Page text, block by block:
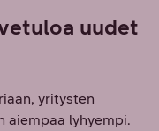
uudet
yritysten
aiempaa lyhyempi.